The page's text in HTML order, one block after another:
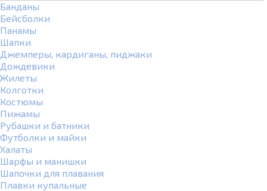
Банданы
Бейсболки
Панамы
Шапки
Джемперы, кардиганы, пиджаки
Дождевики
Жилеты
Колготки
Костюмы
Пижамы
Рубашки и батники
Футболки и майки
Халаты
Шарфы и манишки
Шапочки для плавания
Плавки купальные